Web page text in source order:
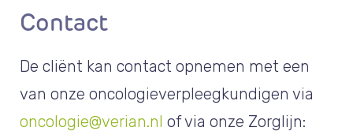
Contact
De cliënt kan contact opnemen met een
van onze oncologieverpleegkundigen via
oncologie@verian.nl of via onze Zorglijn: